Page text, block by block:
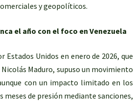
y geopolíticos.
el año con el foco en Venezuela
Estados Unidos en enero de 2026, que
Maduro, supuso un movimiento
con un impacto limitado en los
meses de presión mediante sanciones,